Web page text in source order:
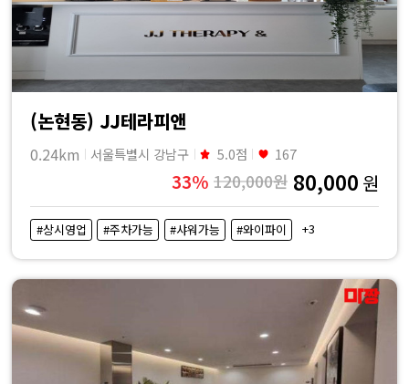
사
지
샵
가
격
비
교
(논현동) JJ테라피앤
0.24km 서울특별시 강남구 5.0점 167
33% 120,000원 80,000 원
#상시영업 #주차가능 #샤워가능 #와이파이 +3